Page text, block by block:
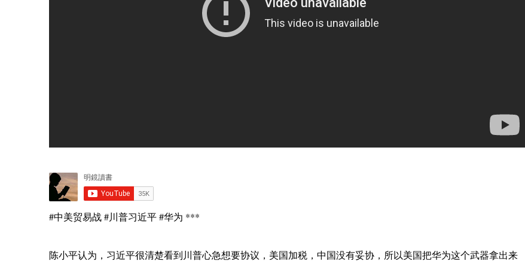
#中美贸易战 #川普习近平 #华为 ***
陈小平认为，习近平很清楚看到川普心急想要协议，美国加税，中国没有妥协，所以美国把华为这个武器拿出来